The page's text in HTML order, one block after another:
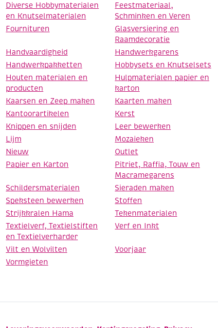
Diverse Hobbymaterialen
en Knutselmaterialen
Feestmateriaal,
Schminken en Veren
Fournituren
Glasversiering en
Raamdecoratie
Handvaardigheid
Handwerkgarens
Handwerkpakketten
Hobbysets en Knutselsets
Houten materialen en
producten
Hulpmaterialen papier en
karton
Kaarsen en Zeep maken
Kaarten maken
Kantoorartikelen
Kerst
Knippen en snijden
Leer bewerken
Lijm
Mozaieken
Nieuw
Outlet
Papier en Karton
Pitriet, Raffia, Touw en
Macramegarens
Schildersmaterialen
Sieraden maken
Speksteen bewerken
Stoffen
Strijkkralen Hama
Tekenmaterialen
Textielverf, Textielstiften
en Textielverharder
Verf en Inkt
Vilt en Wolvilten
Voorjaar
Vormgieten